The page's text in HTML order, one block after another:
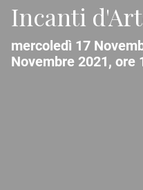
Incanti
mercoledì 17
Novembre 2021, ore